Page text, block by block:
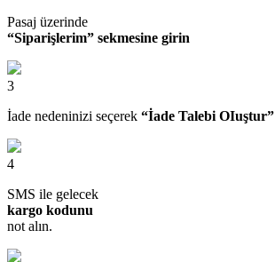
Pasaj üzerinde
“Siparişlerim” sekmesine girin
3
İade nedeninizi seçerek “İade Talebi OIuştur”
4
SMS ile gelecek
kargo kodunu
not alın.